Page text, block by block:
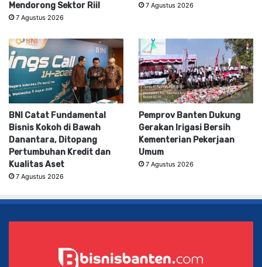
Mendorong Sektor Riil
7 Agustus 2026
7 Agustus 2026
BNI Catat Fundamental
Bisnis Kokoh di Bawah
Danantara, Ditopang
Pertumbuhan Kredit dan
Kualitas Aset
7 Agustus 2026
Pemprov Banten Dukung
Gerakan Irigasi Bersih
Kementerian Pekerjaan
Umum
7 Agustus 2026